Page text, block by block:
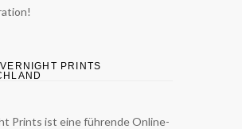
PRINTS
Prints ist eine führende Online-